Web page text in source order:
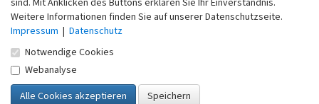
Nachricht
SicherheitsabfrageTragen Sie unten das Rechenergebnis aus der
sind. Mit Anklicken des Buttons erklären Sie Ihr Einverständnis.
Weitere Informationen finden Sie auf unserer Datenschutzseite.
Impressum | Datenschutz
Notwendige Cookies
Webanalyse